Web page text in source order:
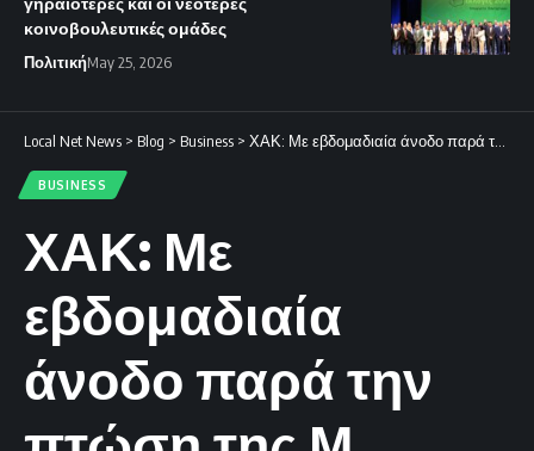
κοινοβουλευτικές ομάδες
ΠολιτικήMay 25, 2026
Local Net News > Blog > Business > ΧΑΚ: Με εβδομαδιαία άνοδο παρά την πτώση της Μ. Πέμπτης
BUSINESS
ΧΑΚ: Με
εβδομαδιαία
άνοδο παρά την